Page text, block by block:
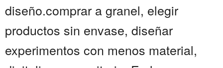
diseño.comprar a granel, elegir
productos sin envase, diseñar
experimentos con menos material,